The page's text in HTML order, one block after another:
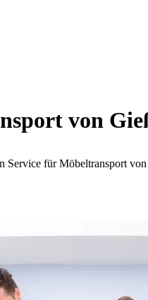
von
Service für Möbeltransport